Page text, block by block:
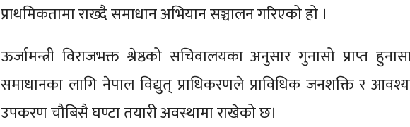
प्राथमिकतामा राख्दै समाधान अभियान सञ्चालन गरिएको हो ।
ऊर्जामन्त्री विराजभक्त श्रेष्ठको सचिवालयका अनुसार गुनासो प्राप्त
समाधानका लागि नेपाल विद्युत् प्राधिकरणले प्राविधिक जनशक्ति र
उपकरण चौबिसै घण्टा तयारी अवस्थामा राखेको छ।